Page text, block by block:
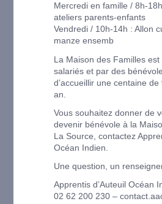
Mercredi en famille / 8h-
ateliers parents-enfants
Vendredi / 10h-14h : Allon
manze ensemb
La Maison des Familles
salariés et par des
d’accueillir une centaine
an.
Vous souhaitez donner de
devenir bénévole à la
La Source, contactez
Océan Indien.
Une question, un
Apprentis d’Auteuil Océan
02 62 200 230 –